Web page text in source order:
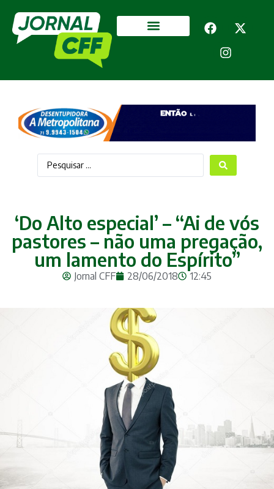
‘Do Alto especial’ – “Ai de vós
pastores – não uma pregação,
um lamento do Espírito”
Jornal CFF 28/06/2018 12:45